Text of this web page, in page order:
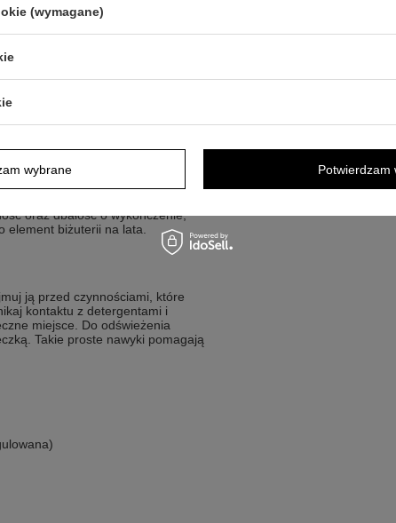
stylu i czytelnym motywie.
spójny motyw, który łatwo
całości elegancki wygląd i
oraz dbałość o wykończenie,
element biżuterii na lata.
ją przed czynnościami, które
kontaktu z detergentami i
miejsce. Do odświeżenia
Takie proste nawyki pomagają
(wymagane)
wybrane Potwierdzam